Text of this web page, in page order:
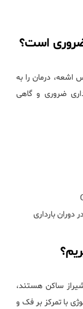
ضروری است؟
اشعه، درمان را به
ضروری و گاهی
بارداری
ساکن هستند،
با تمرکز بر فک و